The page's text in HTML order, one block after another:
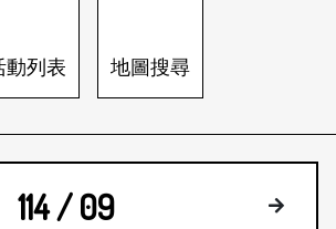
動列表 地圖搜尋
114 / 09 下個月